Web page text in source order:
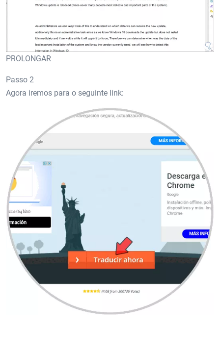
PROLONGAR
Passo 2
Agora iremos para o seguinte link: